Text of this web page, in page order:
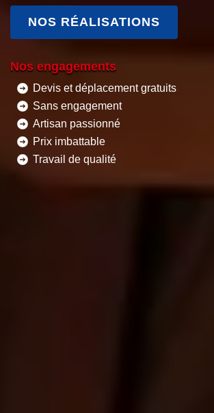
NOS RÉALISATIONS
Nos engagements
Devis et déplacement gratuits
Sans engagement
Artisan passionné
Prix imbattable
Travail de qualité